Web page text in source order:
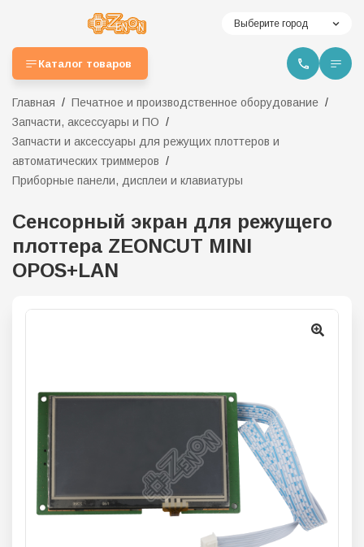
Выберите город
Каталог товаров
Главная
Печатное и производственное оборудование
Запчасти, аксессуары и ПО
Запчасти и аксессуары для режущих плоттеров и
автоматических триммеров
Приборные панели, дисплеи и клавиатуры
Сенсорный экран для режущего
плоттера ZEONCUT MINI
OPOS+LAN